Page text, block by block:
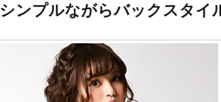
シンプルながらバックスタイ